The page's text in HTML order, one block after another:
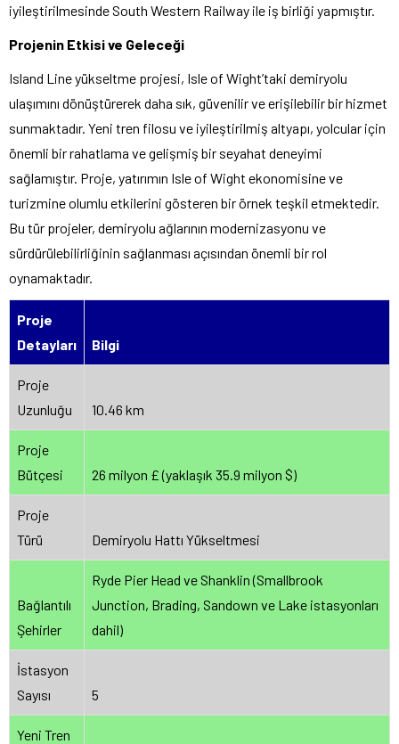
iyileştirilmesinde South Western Railway ile iş birliği yapmıştır.
Projenin Etkisi ve Geleceği
Island Line yükseltme projesi, Isle of Wight’taki demiryolu
ulaşımını dönüştürerek daha sık, güvenilir ve erişilebilir bir hizmet
sunmaktadır. Yeni tren filosu ve iyileştirilmiş altyapı, yolcular için
önemli bir rahatlama ve gelişmiş bir seyahat deneyimi
sağlamıştır. Proje, yatırımın Isle of Wight ekonomisine ve
turizmine olumlu etkilerini gösteren bir örnek teşkil etmektedir.
Bu tür projeler, demiryolu ağlarının modernizasyonu ve
sürdürülebilirliğinin sağlanması açısından önemli bir rol
oynamaktadır.
Proje
Detayları
Bilgi
Proje
Uzunluğu
10.46 km
Proje
Bütçesi
26 milyon £ (yaklaşık 35.9 milyon $)
Proje
Türü
Demiryolu Hattı Yükseltmesi
Bağlantılı
Şehirler
Ryde Pier Head ve Shanklin (Smallbrook
Junction, Brading, Sandown ve Lake istasyonları
dahil)
İstasyon
Sayısı
5
Yeni Tren